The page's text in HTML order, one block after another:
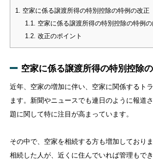
1. 空家に係る譲渡所得の特別控除の特例の改正
1.1. 空家に係る譲渡所得の特別控除の特例
1.2. 改正のポイント
空家に係る譲渡所得の特別控除
近年、空家の増加に伴い、空家に関係するト
ます。新聞やニュースでも連日のように報道
題に関して特に注目が高まっています。
その中で、空家を相続する方も増加しておりま
相続した人が、近くに住んでいれば管理もで